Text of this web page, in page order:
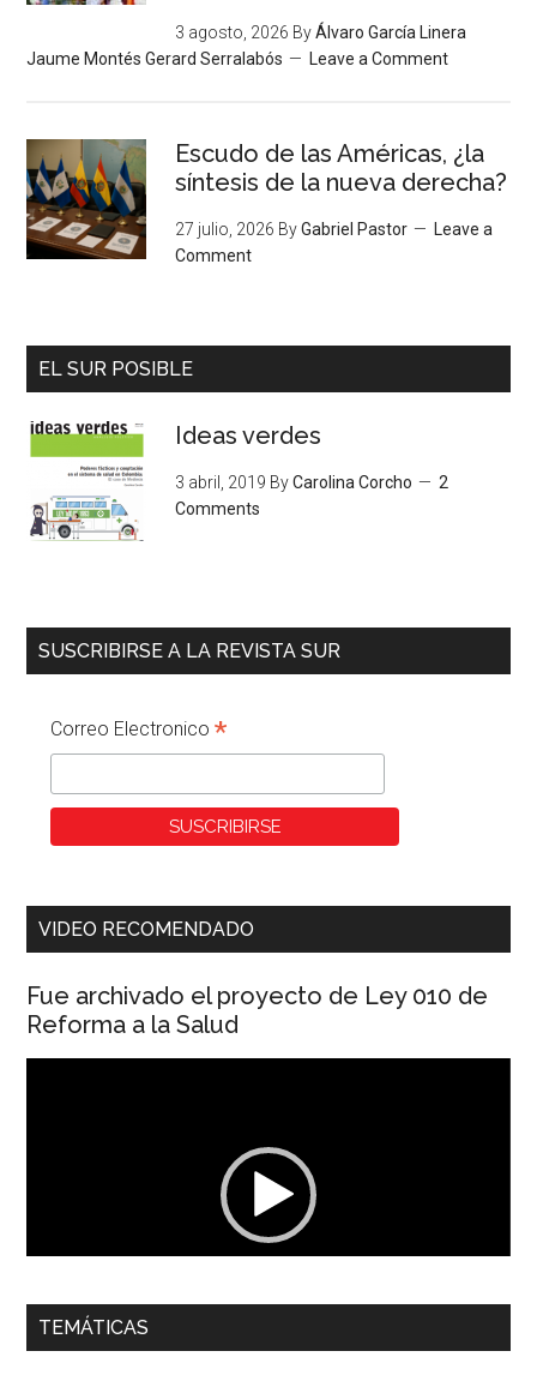
3 agosto, 2026 ByÁlvaro García Linera
Jaume Montés Gerard Serralabós
Leave a Comment
Escudo de las Américas, ¿la
síntesis de la nueva derecha?
27 julio, 2026 ByGabriel Pastor
Leave a
Comment
EL SUR POSIBLE
Ideas verdes
3 abril, 2019 ByCarolina Corcho
2
Comments
SUSCRIBIRSE A LA REVISTA SUR
Correo Electronico*
VIDEO RECOMENDADO
Fue archivado el proyecto de Ley 010 de
Reforma a la Salud
00:00 01:04
Dra. Carolina Corcho Mejía,Presidenta Corporación
TEMÁTICAS